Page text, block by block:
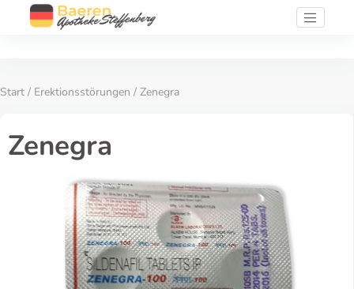
Start / Erektionsstörungen / Zenegra
Zenegra